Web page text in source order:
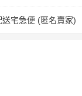
送宅急便 (匿名賣家)